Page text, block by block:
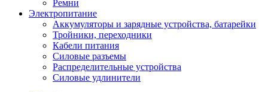
Ремни
Электропитание
Аккумуляторы и зарядные устройства, батарейки
Тройники, переходники
Кабели питания
Силовые разъемы
Распределительные устройства
Силовые удлинители